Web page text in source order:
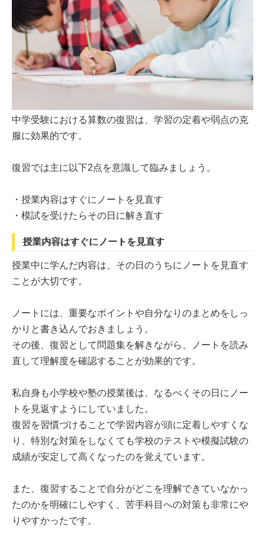
中学受験における算数の復習は、学習の定着や弱点の克
服に効果的です。
復習では主に以下2点を意識して臨みましょう。
・授業内容はすぐにノートを見直す
・模試を受けたらその日に解き直す
授業内容はすぐにノートを見直す
授業中に学んだ内容は、その日のうちにノートを見直す
ことが大切です。
ノートには、重要なポイントや自分なりのまとめをしっ
かりと書き込んでおきましょう。
その後、復習として問題集を解きながら、ノートを読み
直して理解度を確認することが効果的です。
私自身も小学校や塾の授業後は、なるべくその日にノー
トを見返すようにしていました。
復習を習慣づけることで学習内容が頭に定着しやすくな
り、特別な対策をしなくても学校のテストや模擬試験の
成績が安定して高くなったのを覚えています。
また、復習することで自分がどこを理解できていなかっ
たのかを明確にしやすく、苦手科目への対策も非常にや
りやすかったです。